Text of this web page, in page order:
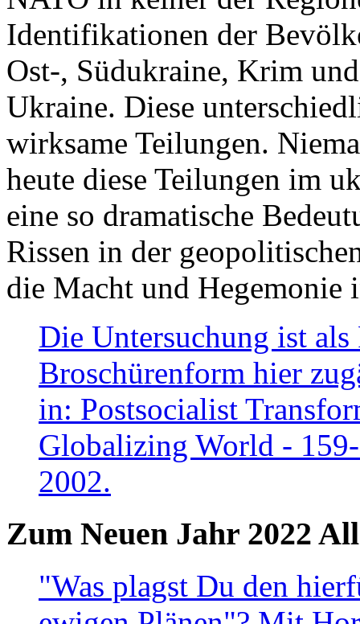
Identifikationen der
Ost-, Südukraine, Krim
Ukraine. Diese
wirksame Teilungen.
heute diese Teilungen im
eine so dramatische
Rissen in der
die Macht und Hegemonie
Die Untersuchung ist
Broschürenform hier
in: Postsocialist
Globalizing World -
2002.
Zum Neuen Jahr 2022
"Was plagst Du den